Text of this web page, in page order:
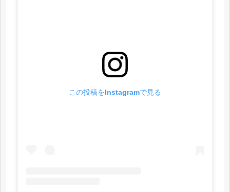
この投稿をInstagramで見る